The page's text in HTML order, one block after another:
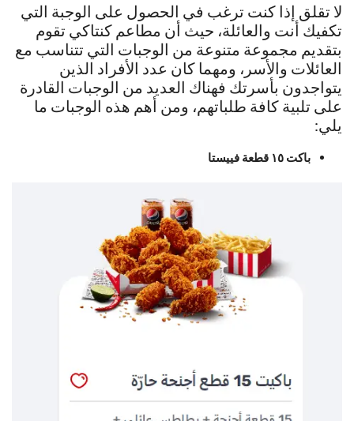
لا تقلق إذا كنت ترغب في الحصول على الوجبة التي
تكفيك أنت والعائلة، حيث أن مطاعم كنتاكي تقوم
بتقديم مجموعة متنوعة من الوجبات التي تتناسب مع
العائلات والأسر، ومهما كان عدد الأفراد الذين
يتواجدون بأسرتك فهناك العديد من الوجبات القادرة
على تلبية كافة طلباتهم، ومن أهم هذه الوجبات ما
يلي:
باكت ١٥ قطعة فييستا